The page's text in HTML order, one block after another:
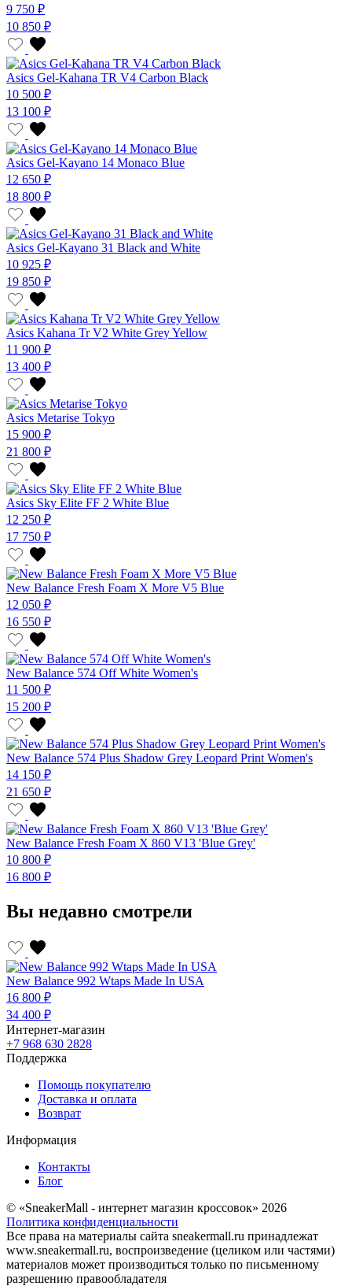
9 750 ₽
10 850 ₽
Asics Gel-Kahana TR V4 Carbon Black
10 500 ₽
13 100 ₽
Asics Gel-Kayano 14 Monaco Blue
12 650 ₽
18 800 ₽
Asics Gel-Kayano 31 Black and White
10 925 ₽
19 850 ₽
Asics Kahana Tr V2 White Grey Yellow
11 900 ₽
13 400 ₽
Asics Metarise Tokyo
15 900 ₽
21 800 ₽
Asics Sky Elite FF 2 White Blue
12 250 ₽
17 750 ₽
New Balance Fresh Foam X More V5 Blue
12 050 ₽
16 550 ₽
New Balance 574 Off White Women's
11 500 ₽
15 200 ₽
New Balance 574 Plus Shadow Grey Leopard Print Women's
14 150 ₽
21 650 ₽
New Balance Fresh Foam X 860 V13 'Blue Grey'
10 800 ₽
16 800 ₽
Вы недавно смотрели
New Balance 992 Wtaps Made In USA
16 800 ₽
34 400 ₽
Интернет-магазин
+7 968 630 2828
Поддержка
Помощь покупателю
Доставка и оплата
Возврат
Информация
Контакты
Блог
© «SneakerMall - интернет магазин кроссовок» 2026
Политика конфиденциальности
Все права на материалы сайта sneakermall.ru принадлежат
www.sneakermall.ru, воспроизведение (целиком или частями)
материалов может производиться только по письменному
разрешению правообладателя